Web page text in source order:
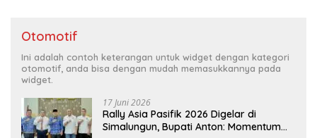
Otomotif
Ini adalah contoh keterangan untuk widget dengan kategori
otomotif, anda bisa dengan mudah memasukkannya pada
widget.
17 Juni 2026
Rally Asia Pasifik 2026 Digelar di
Simalungun, Bupati Anton: Momentum